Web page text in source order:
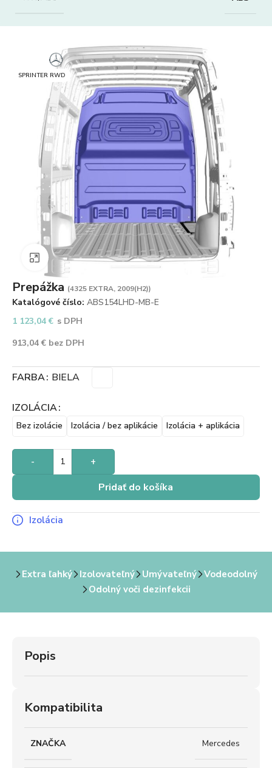
SPRINTER RWD
Zväčšiť obrázok
Prepážka (4325 EXTRA, 2009(H2))
Katalógové číslo: ABS154LHD-MB-E
1 123,04€ s DPH
913,04€ bez DPH
FARBA BIELA
IZOLÁCIA
Bez izolácie Izolácia / bez aplikácie Izolácia + aplikácia
- +
Pridať do košíka
Izolácia
Extra ľahký Izolovateľný Umývateľný
Vodeodolný
Odolný voči dezinfekcii
Popis
Kompatibilita
ZNAČKA Mercedes